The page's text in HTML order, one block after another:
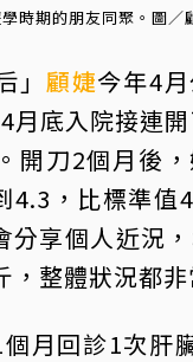
時期的朋友同聚。圖／
顧婕今年4
月底入院接連
開刀2個月後
4.3，比標準值
分享個人近況
，整體狀況都非
月回診1次肝